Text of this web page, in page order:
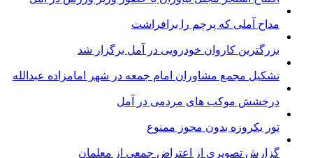
مداح آملی که پرچم را برافراشت
بزرگترین کاروان خودرویی در آمل برگزار شد
تشکیل مجمع مشاوران امام جمعه در شهر امامزاده عبدالله
درخشش موکب های مردمی در آمل
تور یکروزه بدون مجوز ممنوع
گزارش تصویری از اعتراض جمعی از معلمان